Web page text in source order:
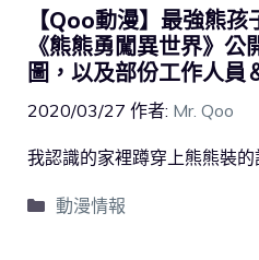
【Qoo動漫】最強熊
《熊熊勇闖異世界》
圖，以及部份工作人員
2020/03/27 作者: Mr. Qoo
我認識的家裡蹲穿上熊熊裝
動漫情報